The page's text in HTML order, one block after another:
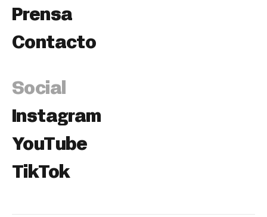
Prensa
Contacto
Social
Instagram
YouTube
TikTok